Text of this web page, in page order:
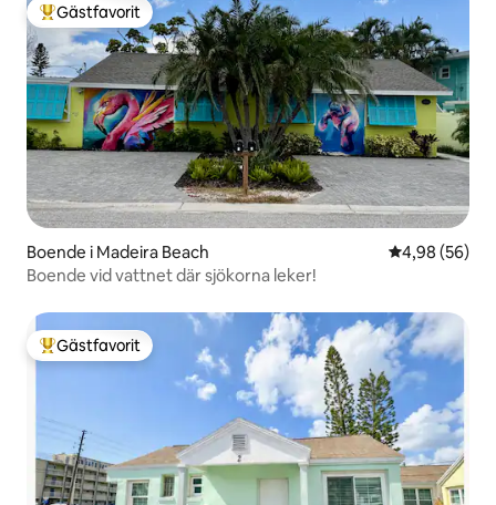
Populär gästfavorit
Gästfavorit
Boende i Madeira Beach 4,98 av 5 i
4,98 (56)
Boende vid vattnet där sjökorna leker!
Populär gästfavorit
Gästfavorit